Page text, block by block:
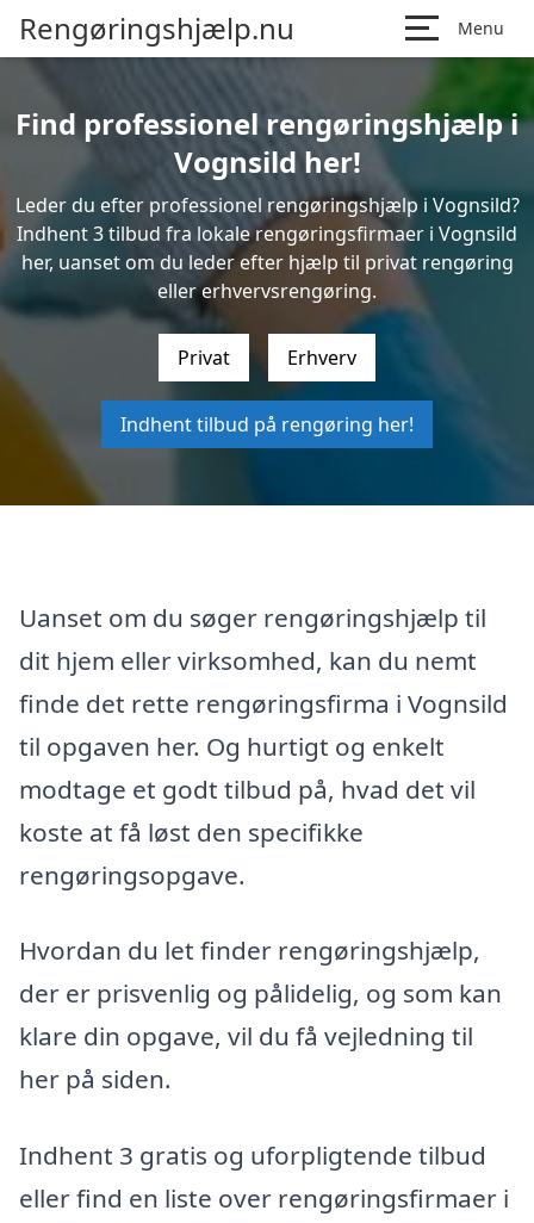
Rengøringshjælp.nu Menu
Find professionel rengøringshjælp i
Vognsild her!
Leder du efter professionel rengøringshjælp i Vognsild?
Indhent 3 tilbud fra lokale rengøringsfirmaer i Vognsild
her, uanset om du leder efter hjælp til privat rengøring
eller erhvervsrengøring.
Privat Erhverv
Indhent tilbud på rengøring her!
Uanset om du søger rengøringshjælp til
dit hjem eller virksomhed, kan du nemt
finde det rette rengøringsfirma i Vognsild
til opgaven her. Og hurtigt og enkelt
modtage et godt tilbud på, hvad det vil
koste at få løst den specifikke
rengøringsopgave.
Hvordan du let finder rengøringshjælp,
der er prisvenlig og pålidelig, og som kan
klare din opgave, vil du få vejledning til
her på siden.
Indhent 3 gratis og uforpligtende tilbud
eller find en liste over rengøringsfirmaer i